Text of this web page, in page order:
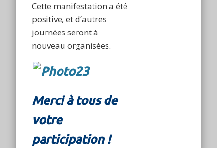
Cette manifestation a été
positive, et d’autres
journées seront à
nouveau organisées.
Merci à tous de
votre
participation !